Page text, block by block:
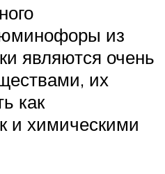
из
являются очень
их
как
и химическими